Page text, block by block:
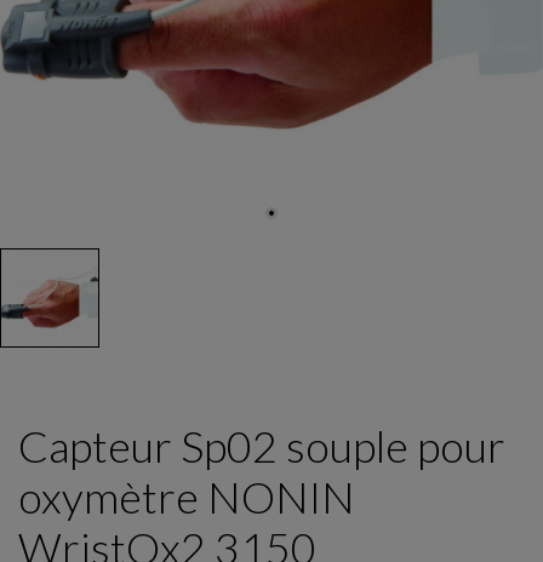
Capteur Sp02 souple pour
oxymètre NONIN
WristOx2 3150